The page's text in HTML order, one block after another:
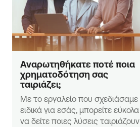
Αναρωτηθήκατε ποτέ ποια
χρηματοδότηση σας
ταιριάζει;
Με το εργαλείο που σχεδιάσαμε
ειδικά για εσάς, μπορείτε εύκολα
να δείτε ποιες λύσεις ταιριάζουν